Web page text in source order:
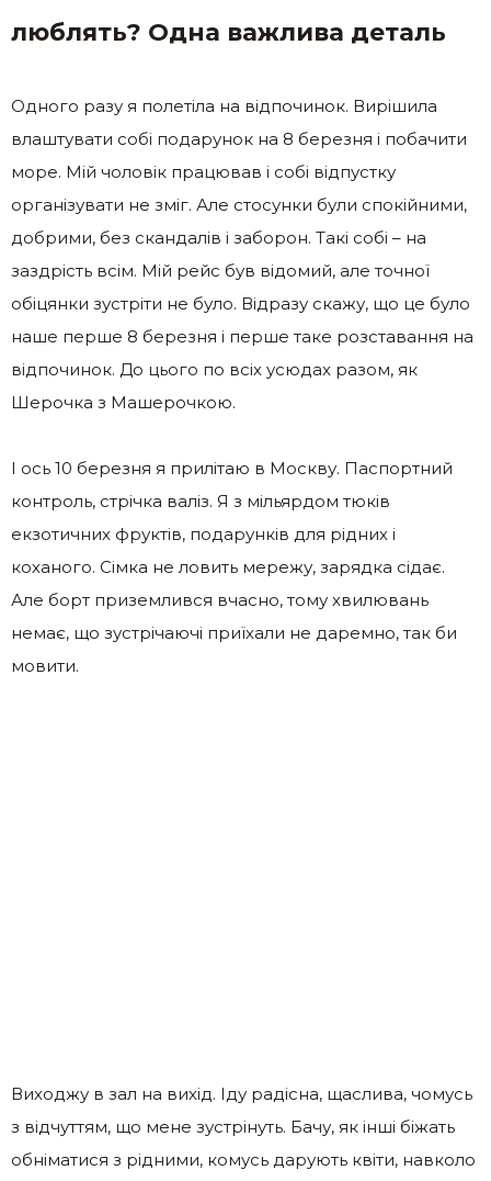
люблять? Одна важлива деталь
Одного разу я полетіла на відпочинок. Вирішила
влаштувати собі подарунок на 8 березня і побачити
море. Мій чоловік працював і собі відпустку
організувати не зміг. Але стосунки були спокійними,
добрими, без скандалів і заборон. Такі собі – на
заздрість всім. Мій рейс був відомий, але точної
обіцянки зустріти не було. Відразу скажу, що це було
наше перше 8 березня і перше таке розставання на
відпочинок. До цього по всіх усюдах разом, як
Шерочка з Машерочкою.
І ось 10 березня я прилітаю в Москву. Паспортний
контроль, стрічка валіз. Я з мільярдом тюків
екзотичних фруктів, подарунків для рідних і
коханого. Сімка не ловить мережу, зарядка сідає.
Але борт приземлився вчасно, тому хвилювань
немає, що зустрічаючі приїхали не даремно, так би
мовити.
Виходжу в зал на вихід. Іду радісна, щаслива, чомусь
з відчуттям, що мене зустрінуть. Бачу, як інші біжать
обніматися з рідними, комусь дарують квіти, навколо